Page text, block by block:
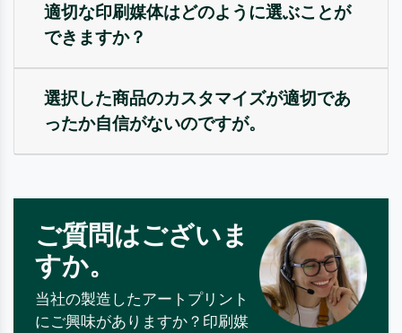
適切な印刷媒体はどのように選ぶことが
できますか？
選択した商品のカスタマイズが適切であ
ったか自信がないのですが。
ご質問はございま
すか。
当社の製造したアートプリント
にご興味がありますか？印刷媒